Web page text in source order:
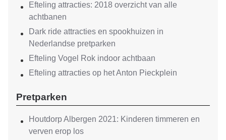
Efteling attracties: 2018 overzicht van alle
achtbanen
Dark ride attracties en spookhuizen in
Nederlandse pretparken
Efteling Vogel Rok indoor achtbaan
Efteling attracties op het Anton Pieckplein
Pretparken
Houtdorp Albergen 2021: Kinderen timmeren en
verven erop los